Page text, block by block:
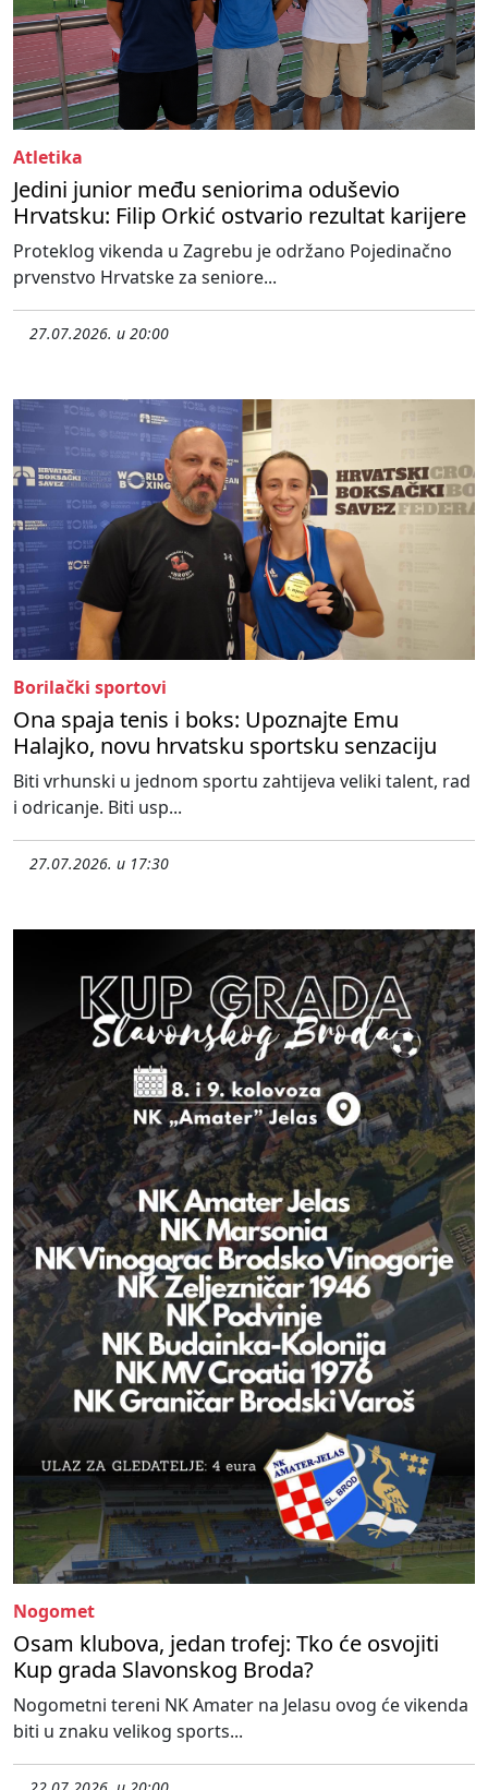
Atletika
Jedini junior među seniorima oduševio
Hrvatsku: Filip Orkić ostvario rezultat karijere
Proteklog vikenda u Zagrebu je održano Pojedinačno
prvenstvo Hrvatske za seniore...
27.07.2026. u 20:00
Borilački sportovi
Ona spaja tenis i boks: Upoznajte Emu
Halajko, novu hrvatsku sportsku senzaciju
Biti vrhunski u jednom sportu zahtijeva veliki talent, rad
i odricanje. Biti usp...
27.07.2026. u 17:30
Nogomet
Osam klubova, jedan trofej: Tko će osvojiti
Kup grada Slavonskog Broda?
Nogometni tereni NK Amater na Jelasu ovog će vikenda
biti u znaku velikog sports...